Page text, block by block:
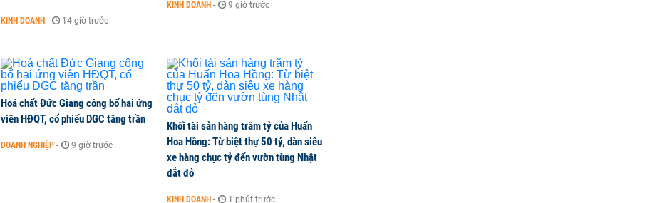
KINH DOANH - 14 giờ trước
KINH DOANH - 9 giờ trước
Hoá chất Đức Giang công bố hai ứng
viên HĐQT, cổ phiếu DGC tăng trần
DOANH NGHIỆP - 9 giờ trước
Khối tài sản hàng trăm tỷ của Huấn
Hoa Hồng: Từ biệt thự 50 tỷ, dàn siêu
xe hàng chục tỷ đến vườn tùng Nhật
đắt đỏ
KINH DOANH - 1 phút trước